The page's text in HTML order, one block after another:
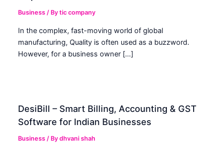
Business / Bytic company
In the complex, fast-moving world of global
manufacturing, Quality is often used as a buzzword.
However, for a business owner […]
DesiBill – Smart Billing, Accounting & GST
Software for Indian Businesses
Business / Bydhvani shah